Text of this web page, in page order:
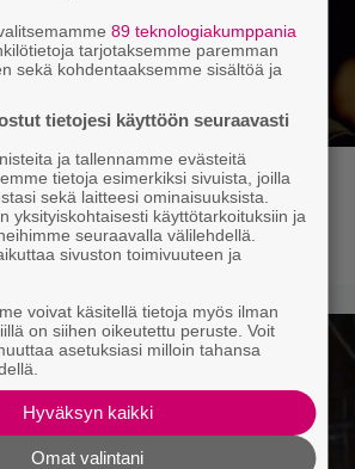
Loistoleffa vuodelta
King ja Tom Hanks
89 teknologiakumppania
tarjotaksemme paremman
sekä kohdentaaksemme sisältöä ja
tietojesi käyttöön seuraavasti
ja tallennamme evästeitä
tietoja esimerkiksi sivuista, joilla
sekä laitteesi ominaisuuksista.
yksityiskohtaisesti käyttötarkoituksiin ja
seuraavalla välilehdellä.
sivuston toimivuuteen ja
voivat käsitellä tietoja myös ilman
on siihen oikeutettu peruste. Voit
asetuksiasi milloin tahansa
Hyväksyn kaikki
Omat valintani